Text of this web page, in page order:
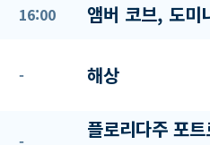
16:00 앰버 코브, 도미
- 해상
플로리다주 포